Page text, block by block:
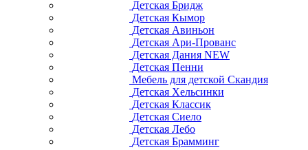
Детская Бридж
Детская Кымор
Детская Авиньон
Детская Ари-Прованс
Детская Дания NEW
Детская Пенни
Мебель для детской Скандия
Детская Хельсинки
Детская Классик
Детская Сиело
Детская Лебо
Детская Брамминг